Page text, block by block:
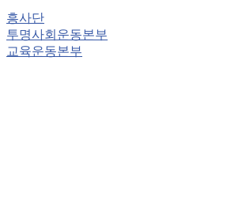
흥사단
투명사회운동본부
교육운동본부